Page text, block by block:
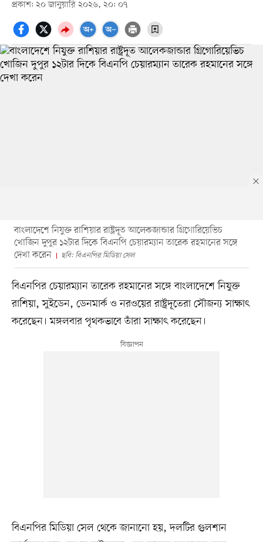
প্রকাশ: ২০ জানুয়ারি ২০২৬, ২০: ০৭
বাংলাদেশে নিযুক্ত রাশিয়ার রাষ্ট্রদূত আলেকজান্ডার গ্রিগোরিয়েভিচ
খোজিন দুপুর ১২টার দিকে বিএনপি চেয়ারম্যান তারেক রহমানের সঙ্গে
দেখা করেন
ছবি: বিএনপির মিডিয়া সেল
বিএনপির চেয়ারম্যান তারেক রহমানের সঙ্গে বাংলাদেশে নিযুক্ত
রাশিয়া, সুইডেন, ডেনমার্ক ও নরওয়ের রাষ্ট্রদূতেরা সৌজন্য সাক্ষাৎ
করেছেন। মঙ্গলবার পৃথকভাবে তাঁরা সাক্ষাৎ করেছেন।
বিএনপির মিডিয়া সেল থেকে জানানো হয়, দলটির গুলশান